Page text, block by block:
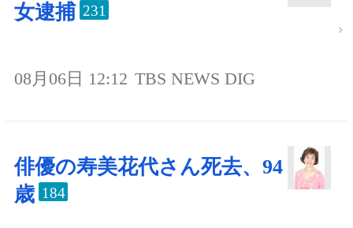
女逮捕 231
08月06日 12:12 TBS NEWS DIG
俳優の寿美花代さん死去、94
歳 184